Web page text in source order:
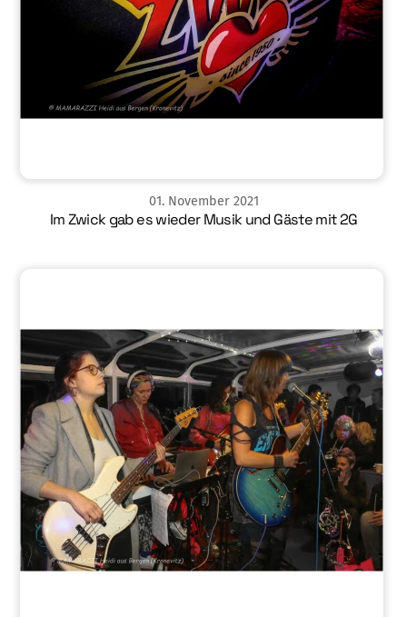
01. November 2021
Im Zwick gab es wieder Musik und Gäste mit 2G